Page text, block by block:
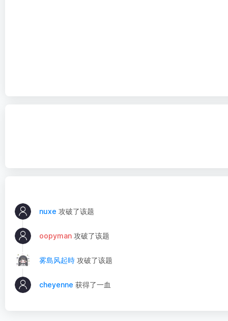
nuxe 攻破了该题
oopyman 攻破了该题
雾島风起時 攻破了该题
cheyenne 获得了一血